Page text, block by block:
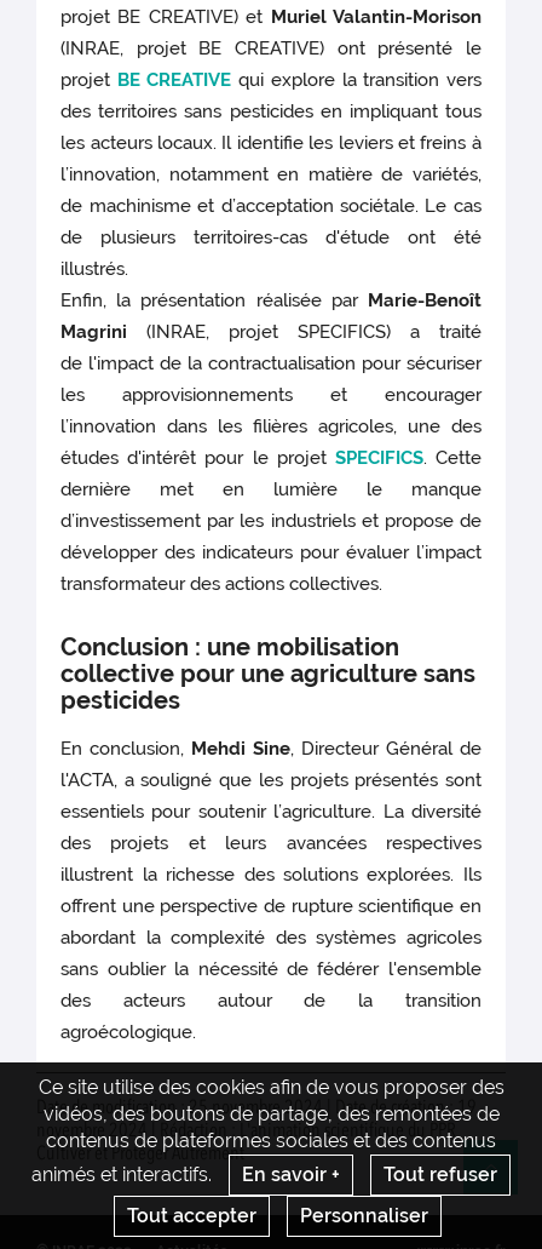
projet BE CREATIVE) et Muriel Valantin-Morison
(INRAE, projet BE CREATIVE) ont présenté le
projet BE CREATIVE qui explore la transition vers
des territoires sans pesticides en impliquant tous
les acteurs locaux. Il identifie les leviers et freins à
l’innovation, notamment en matière de variétés,
de machinisme et d’acceptation sociétale. Le cas
de plusieurs territoires-cas d'étude ont été
illustrés.
Enfin, la présentation réalisée par Marie-Benoît
Magrini (INRAE, projet SPECIFICS) a traité
de l'impact de la contractualisation pour sécuriser
les approvisionnements et encourager
l’innovation dans les filières agricoles, une des
études d'intérêt pour le projet SPECIFICS. Cette
dernière met en lumière le manque
d’investissement par les industriels et propose de
développer des indicateurs pour évaluer l’impact
transformateur des actions collectives.
Conclusion : une mobilisation
collective pour une agriculture sans
pesticides
En conclusion, Mehdi Sine, Directeur Général de
l'ACTA, a souligné que les projets présentés sont
essentiels pour soutenir l’agriculture. La diversité
des projets et leurs avancées respectives
illustrent la richesse des solutions explorées. Ils
offrent une perspective de rupture scientifique en
abordant la complexité des systèmes agricoles
sans oublier la nécessité de fédérer l'ensemble
des acteurs autour de la transition
agroécologique.
Date de modification : 25 novembre 2024 | Date de création : 19
novembre 2024 | Rédaction : L'animation scientifique du PPR
Cultiver et Protéger Autrement
Ce site utilise des cookies afin de vous proposer des
vidéos, des boutons de partage, des remontées de
contenus de plateformes sociales et des contenus
animés et interactifs.
En savoir +
Tout refuser
Tout accepter
Personnaliser